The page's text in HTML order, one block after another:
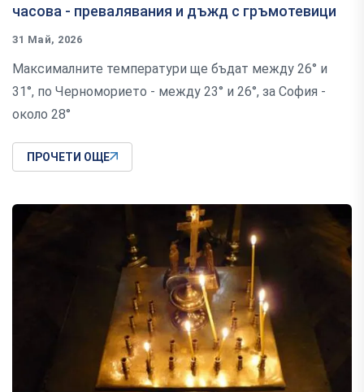
часова - превалявания и дъжд с гръмотевици
31 Май, 2026
Максималните температури ще бъдат между 26° и
31°, по Черноморието - между 23° и 26°, за София -
около 28°
ПРОЧЕТИ ОЩЕ